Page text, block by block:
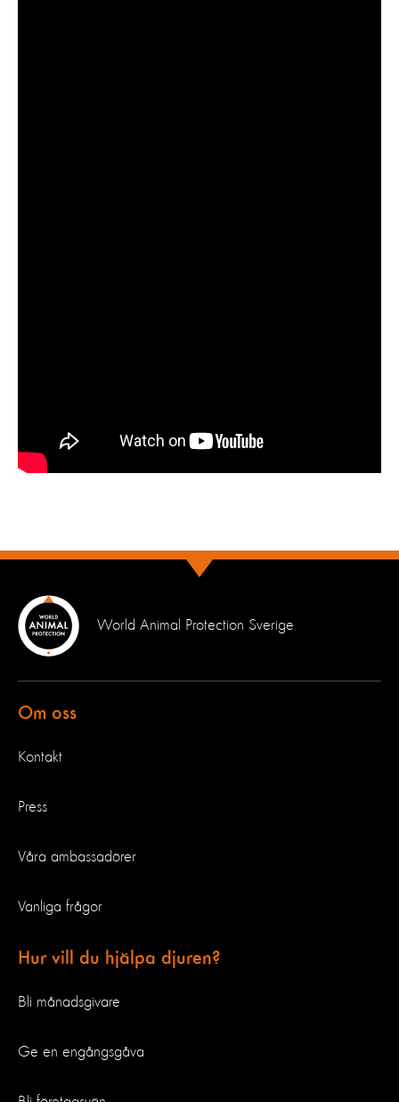
World Animal Protection Sverige
Om oss
Kontakt
Press
Våra ambassadörer
Vanliga frågor
Hur vill du hjälpa djuren?
Bli månadsgivare
Ge en engångsgåva